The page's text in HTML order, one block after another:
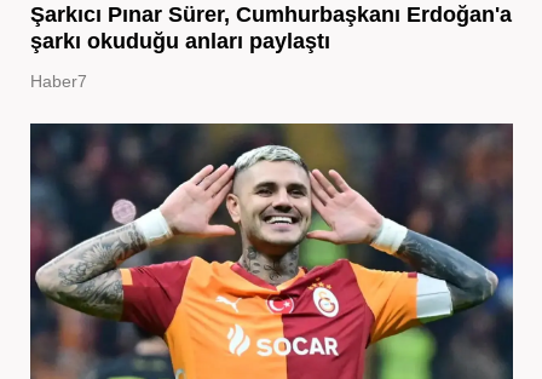
Şarkıcı Pınar Sürer, Cumhurbaşkanı Erdoğan'a
şarkı okuduğu anları paylaştı
Haber7